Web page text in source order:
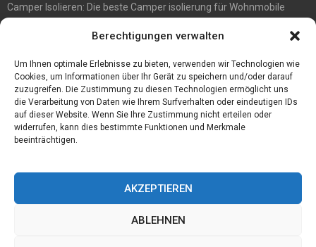
Berechtigungen verwalten
Um Ihnen optimale Erlebnisse zu bieten, verwenden wir Technologien wie
Cookies, um Informationen über Ihr Gerät zu speichern und/oder darauf
zuzugreifen. Die Zustimmung zu diesen Technologien ermöglicht uns
die Verarbeitung von Daten wie Ihrem Surfverhalten oder eindeutigen IDs
auf dieser Website. Wenn Sie Ihre Zustimmung nicht erteilen oder
widerrufen, kann dies bestimmte Funktionen und Merkmale
beeinträchtigen.
AKZEPTIEREN
ABLEHNEN
Camper Isolieren: Die beste Camper isolierung für Wohnmobile
Immobilienmakler Gökay Gündüz
Masterarbeit auf Englisch: Anleitung zum Verfassen